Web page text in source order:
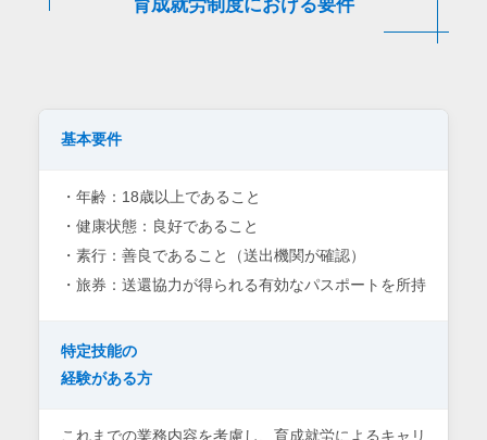
育成就労制度における要件
基本要件
・年齢： 18歳以上であること
・健康状態： 良好であること
・素行： 善良であること（送出機関が確認）
・旅券： 送還協力が得られる有効なパスポートを所持
特定技能の
経験がある方
これまでの業務内容を考慮し、育成就労によるキャリ